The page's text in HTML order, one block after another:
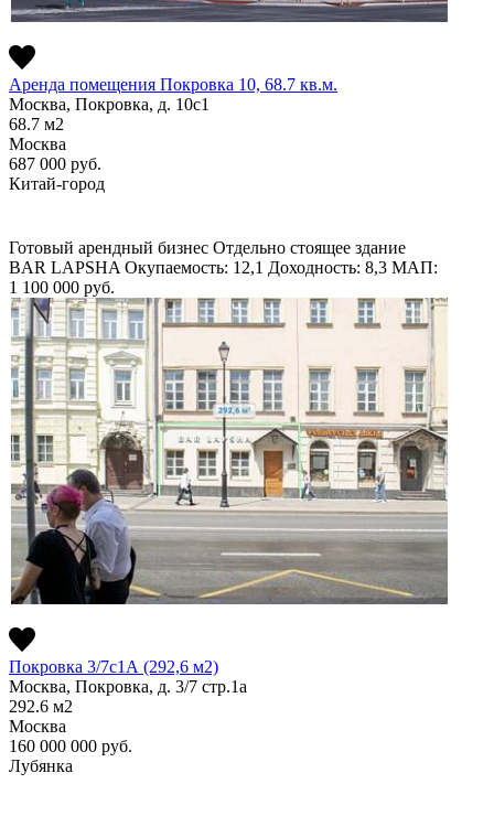
Аренда помещения Покровка 10, 68.7 кв.м.
Москва, Покровка, д. 10с1
68.7 м2
Москва
687 000 руб.
Китай-город
Готовый арендный бизнес Отдельно стоящее здание
BAR LAPSHA Окупаемость: 12,1 Доходность: 8,3 МАП:
1 100 000 руб.
Покровка 3/7с1А (292,6 м2)
Москва, Покровка, д. 3/7 стр.1а
292.6 м2
Москва
160 000 000 руб.
Лубянка